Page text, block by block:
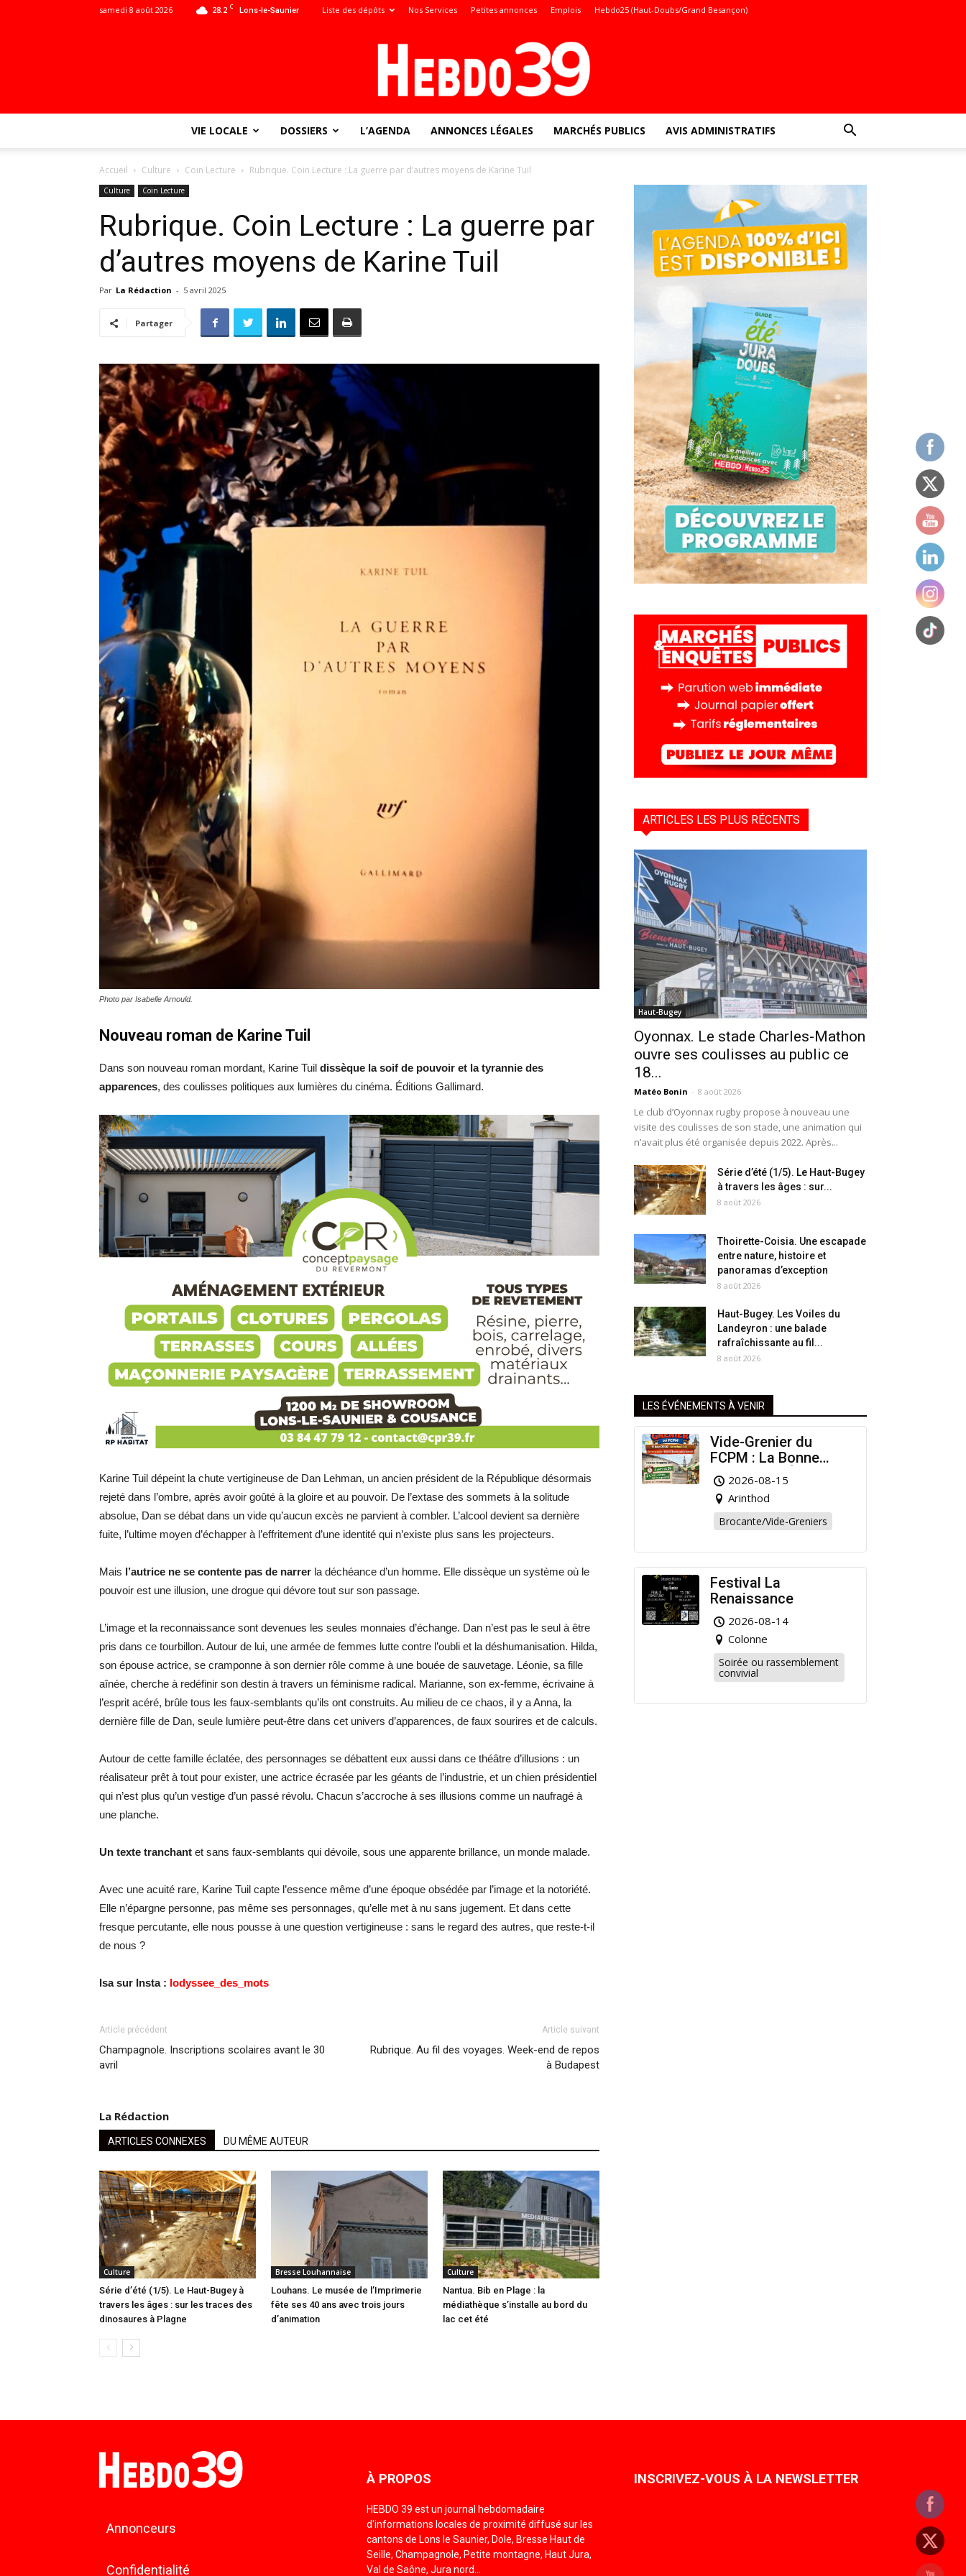
28.2 C Lons-le-Saunier
samedi 8 août 2026 Liste des dépôts Nos Services Petites annonces Emplois Hebdo25 (Haut-Doubs/Grand Besançon)
locale
VIE LOCALE DOSSIERS L’AGENDA ANNONCES LÉGALES MARCHÉS PUBLICS AVIS ADMINISTRATIFS
Accueil Culture Coin Lecture Rubrique. Coin Lecture : La guerre par d’autres moyens de Karine Tuil
Culture Coin Lecture
Rubrique. Coin Lecture : La guerre par
d’autres moyens de Karine Tuil
Par La Rédaction - 5 avril 2025
Partager
Photo par Isabelle Arnould.
Nouveau roman de Karine Tuil
Dans son nouveau roman mordant, Karine Tuil dissèque la soif de pouvoir et la tyrannie des
apparences, des coulisses politiques aux lumières du cinéma. Éditions Gallimard.
Karine Tuil dépeint la chute vertigineuse de Dan Lehman, un ancien président de la République désormais
rejeté dans l’ombre, après avoir goûté à la gloire et au pouvoir. De l’extase des sommets à la solitude
absolue, Dan se débat dans un vide qu’aucun excès ne parvient à combler. L’alcool devient sa dernière
fuite, l’ultime moyen d’échapper à l’effritement d’une identité qui n’existe plus sans les projecteurs.
Mais l’autrice ne se contente pas de narrer la déchéance d’un homme. Elle dissèque un système où le
pouvoir est une illusion, une drogue qui dévore tout sur son passage.
L’image et la reconnaissance sont devenues les seules monnaies d’échange. Dan n’est pas le seul à être
pris dans ce tourbillon. Autour de lui, une armée de femmes lutte contre l’oubli et la déshumanisation. Hilda,
son épouse actrice, se cramponne à son dernier rôle comme à une bouée de sauvetage. Léonie, sa fille
aînée, cherche à redéfinir son destin à travers un féminisme radical. Marianne, son ex-femme, écrivaine à
l’esprit acéré, brûle tous les faux-semblants qu’ils ont construits. Au milieu de ce chaos, il y aAnna, la
dernière fille de Dan, seule lumière peut-être dans cet univers d’apparences, de faux sourires et de calculs.
Autour de cette famille éclatée, des personnages se débattent eux aussi dans ce théâtre d’illusions : un
réalisateur prêt à tout pour exister, une actrice écrasée par les géants de l’industrie, et un chien présidentiel
qui n’est plus qu’un vestige d’un passé révolu. Chacun s’accroche à ses illusions comme un naufragé à
une planche.
Un texte tranchant et sans faux-semblants qui dévoile, sous une apparente brillance, un monde malade.
Avec une acuité rare, Karine Tuil capte l’essence même d’une époque obsédée par l’image et la notoriété.
Elle n’épargne personne, pas même ses personnages, qu’elle met à nu sans jugement. Et dans cette
fresque percutante, elle nous pousse à une question vertigineuse : sans le regard des autres, que reste-t-il
de nous ?
Isa sur Insta : lodyssee_des_mots
Article précédent
Champagnole. Inscriptions scolaires avant le 30
avril
Article suivant
Rubrique. Au fil des voyages. Week-end de repos
à Budapest
La Rédaction
ARTICLES CONNEXES DU MÊME AUTEUR
Culture
Série d’été (1/5). Le Haut-Bugey à
travers les âges : sur les traces des
dinosaures à Plagne
Bresse Louhannaise
Louhans. Le musée de l’Imprimerie
fête ses 40 ans avec trois jours
d’animation
Culture
Nantua. Bib en Plage : la
médiathèque s’installe au bord du
lac cet été
ARTICLES LES PLUS RÉCENTS
Haut-Bugey
Oyonnax. Le stade Charles-Mathon
ouvre ses coulisses au public ce
18...
Matéo Bonin - 8 août 2026
Le club d’Oyonnax rugby propose à nouveau une
visite des coulisses de son stade, une animation qui
n’avait plus été organisée depuis 2022. Après...
Série d’été (1/5). Le Haut-Bugey
à travers les âges : sur...
8 août 2026
Thoirette-Coisia. Une escapade
entre nature, histoire et
panoramas d’exception
8 août 2026
Haut-Bugey. Les Voiles du
Landeyron : une balade
rafraîchissante au fil...
8 août 2026
LES ÉVÉNEMENTS À VENIR
Vide-Grenier du
FCPM : La Bonne
Affaire de l’Été à
Arinthod !
2026-08-15
Arinthod
Brocante/Vide-Greniers
Festival La
Renaissance
2026-08-14
Colonne
Soirée ou rassemblement
convivial